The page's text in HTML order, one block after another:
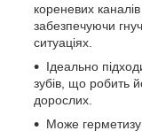
кореневих
забезпечуючи
ситуаціях.
Ідеально
зубів, що робить
дорослих.
Може